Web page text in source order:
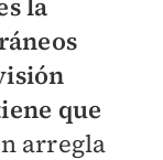
la
que
arregla